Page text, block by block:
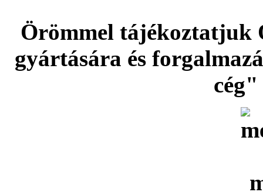
Örömmel tájékoztatjuk
gyártására és